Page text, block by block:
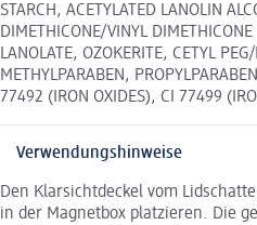
STARCH, ACETYLATED LANOLIN
DIMETHICONE/VINYL DIMETHICONE
LANOLATE, OZOKERITE, CETYL
METHYLPARABEN,
77492 (IRON OXIDES), CI 77499
Verwendungshinweise
Den Klarsichtdeckel vom
in der Magnetbox platzieren. Die